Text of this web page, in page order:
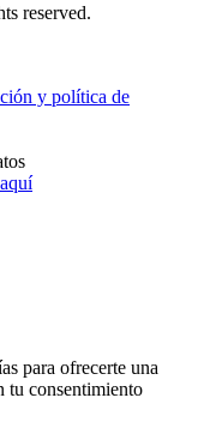
reserved.
y política de
para ofrecerte una
tu consentimiento